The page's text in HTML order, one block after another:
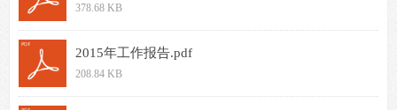
378.68 KB
2015年工作报告.pdf
208.84 KB